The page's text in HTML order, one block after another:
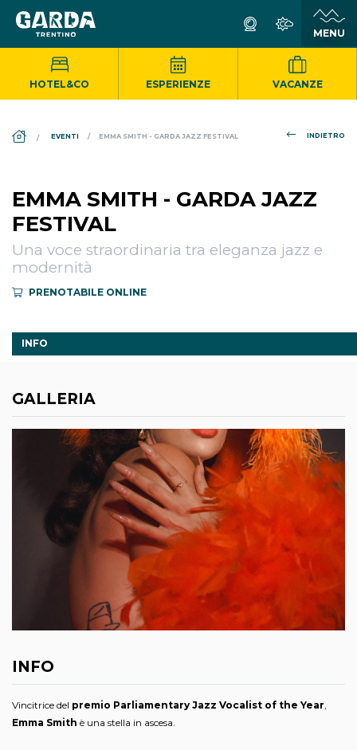
HOTEL&CO ESPERIENZE VACANZE
INDIETRO
DS_BREADCRUMB.HOME
EVENTI EMMA SMITH - GARDA JAZZ FESTIVAL
EMMA SMITH - GARDA JAZZ
FESTIVAL
Una voce straordinaria tra eleganza jazz e
modernità
PRENOTABILE ONLINE
INFO
GALLERIA
INFO
Vincitrice del premio Parliamentary Jazz Vocalist of the Year
Emma Smith è una stella in ascesa.